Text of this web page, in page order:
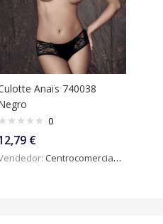
Anaïs 740038
0
€
Centrocomercialdigital